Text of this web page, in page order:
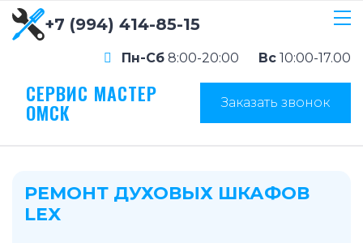
+7 (994) 414-85-15
Пн-Сб 8:00-20:00 Вс 10:00-17.00
СЕРВИС МАСТЕР
ОМСК Заказать звонок
РЕМОНТ ДУХОВЫХ ШКАФОВ
LEX